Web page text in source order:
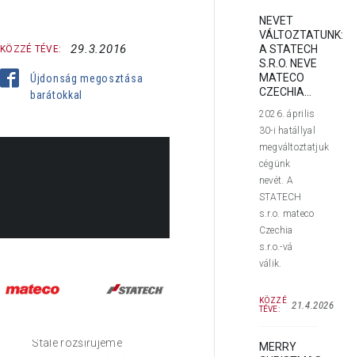
KÖZZÉ TÉVE: 29.3.2016
Újdonság megosztása
barátokkal
Stále rozšiřujeme
NEVET
VÁLTOZTATUNK:
A STATECH
S.R.O. NEVE
MATECO
CZECHIA...
2026. április
30-i hatállyal
megváltoztatjuk
cégünk
nevét. A
STATECH
s.r.o. mateco
Czechia
s.r.o.-vá
válik.
KÖZZÉ
TÉVE:
21.4.2026
MERRY